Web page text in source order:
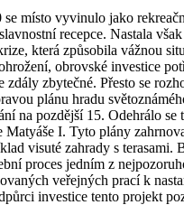
místo vyvinulo jako
recepce. Nastala
která způsobila vážnou
obrovské investice
zdály zbytečné. Přesto se
plánu hradu
na pozdější 15. Odehrálo se
Matyáše I. Tyto plány
visuté zahrady s terasami.
proces jedním z
veřejných prací k
investice tento projekt